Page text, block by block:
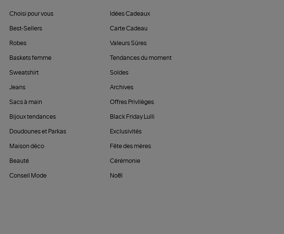
Choisi pour vous
Best-Sellers
Robes
Baskets femme
Sweatshirt
Jeans
Sacs à main
Bijoux tendances
Doudounes et Parkas
Maison déco
Beauté
Conseil Mode
Idées Cadeaux
Carte Cadeau
Valeurs Sûres
Tendances du moment
Soldes
Archives
Offres Privilèges
Black Friday Lulli
Exclusivités
Fête des mères
Cérémonie
Noël